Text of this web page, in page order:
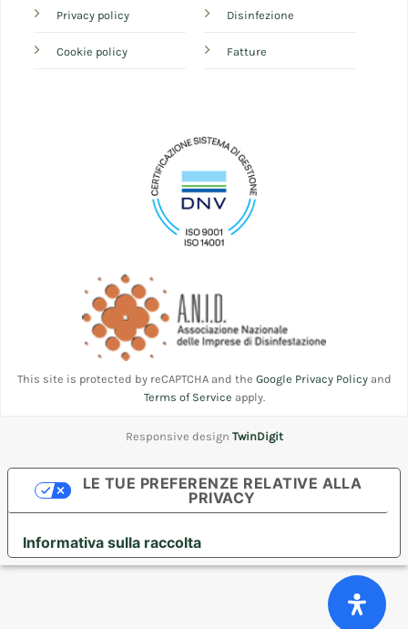
Privacy policy
Cookie policy
Disinfezione
Fatture
This site is protected by reCAPTCHA and the Google Privacy Policyand
Terms of Service apply.
Responsive design TwinDigit
Informativa sulla raccolta
LE TUE PREFERENZE RELATIVE ALLA
PRIVACY